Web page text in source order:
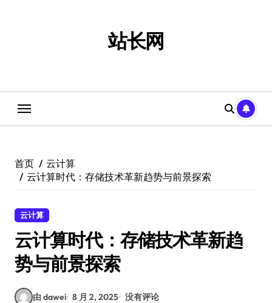
站长网
首页
云计算
云计算时代：存储技术革新趋势与前景探索
云计算
云计算时代：存储技术革新趋
势与前景探索
由 dawei 8 月 2, 2025 没有评论